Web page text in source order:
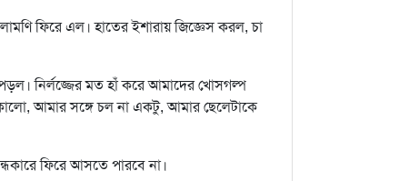
ফিরে এল। হাতের ইশারায় জিজ্ঞেস করল, চা
নির্লজ্জের মত হাঁ করে আমাদের খোসগল্প
আমার সঙ্গে চল না একটু, আমার ছেলেটাকে
ফিরে আসতে পারবে না।